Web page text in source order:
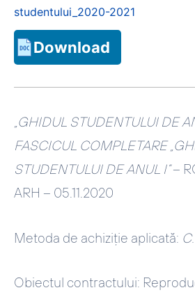
studentului_2020-2021
Download
„GHIDUL STUDENTULUI DE
FASCICUL COMPLETARE
STUDENTULUI DE ANUL I”–
ARH – 05.11.2020
Metoda de achiziție aplicată:
Obiectul contractului: